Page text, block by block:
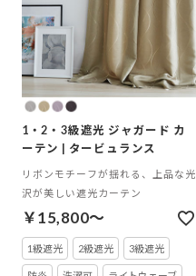
1・2・3級遮光 ジャガード カ
ーテン | タービュランス
リボンモチーフが揺れる、上品な光
沢が美しい遮光カーテン
￥15,800～
1級遮光 2級遮光 3級遮光